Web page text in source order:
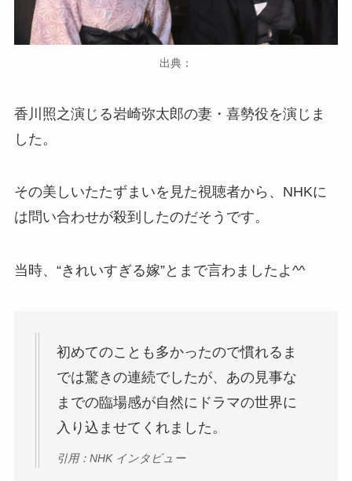
出典：
香川照之演じる岩崎弥太郎の妻・喜勢役を演じま
した。
その美しいたたずまいを見た視聴者から、NHKに
は問い合わせが殺到したのだそうです。
当時、“きれいすぎる嫁”とまで言わましたよ^^
初めてのことも多かったので慣れるま
では驚きの連続でしたが、あの見事な
までの臨場感が自然にドラマの世界に
入り込ませてくれました。
引用：NHK インタビュー